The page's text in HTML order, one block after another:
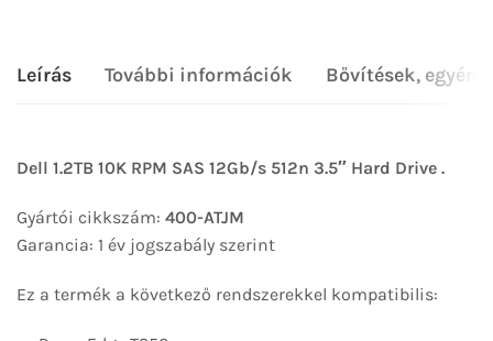
Leírás További információk Bővítések,
Dell 1.2TB 10K RPM SAS 12Gb/s 512n 3.5″ Hard Drive .
Gyártói cikkszám: 400-ATJM
Garancia: 1 év jogszabály szerint
Ez a termék a következő rendszerekkel kompatibilis: